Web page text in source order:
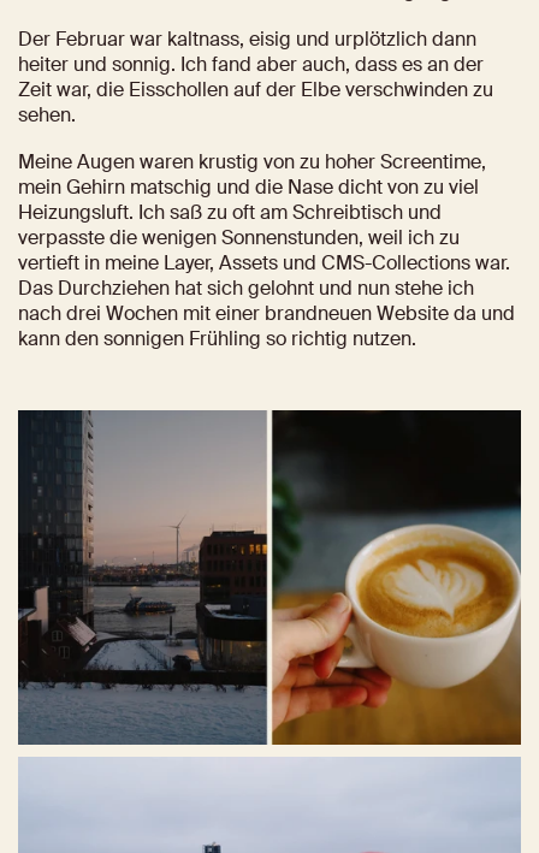
Der Februar war kaltnass, eisig und urplötzlich dann
heiter und sonnig. Ich fand aber auch, dass es an der
Zeit war, die Eisschollen auf der Elbe verschwinden zu
sehen.
Meine Augen waren krustig von zu hoher Screentime,
mein Gehirn matschig und die Nase dicht von zu viel
Heizungsluft. Ich saß zu oft am Schreibtisch und
verpasste die wenigen Sonnenstunden, weil ich zu
vertieft in meine Layer, Assets und CMS-Collections war.
Das Durchziehen hat sich gelohnt und nun stehe ich
nach drei Wochen mit einer brandneuen Website da und
kann den sonnigen Frühling so richtig nutzen.